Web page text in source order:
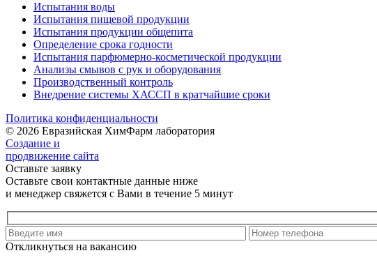
Испытания воды
Испытания пищевой продукции
Испытания продукции общепита
Определение срока годности
Испытания парфюмерно-косметической продукции
Анализы смывов с рук и оборудования
Производственный контроль
Внедрение системы ХАССП в кратчайшие сроки
Политика конфиденциальности
© 2026 Евразийская ХимФарм лаборатория
Создание и
продвижение сайта
Оставьте заявку
Оставьте свои контактные данные ниже
и менеджер свяжется с Вами в течение 5 минут
Откликнуться на вакансию